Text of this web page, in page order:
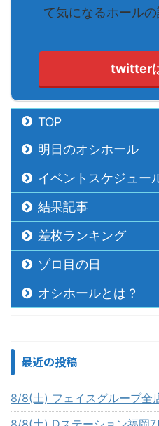
て気になるホール
twitter
TOP
明日のオシホール
イベントスケジュー
結果記事
差枚ランキング
ゾロ目の日
オシホールとは？
最近の投稿
8/8(土) フェイスグループ全